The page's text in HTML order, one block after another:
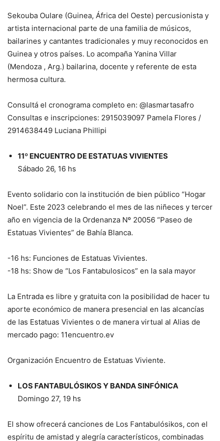
Sekouba Oulare (Guinea, África del Oeste) percusionista y
artista internacional parte de una familia de músicos,
bailarines y cantantes tradicionales y muy reconocidos en
Guinea y otros países. Lo acompaña Yanina Villar
(Mendoza , Arg.) bailarina, docente y referente de esta
hermosa cultura.
Consultá el cronograma completo en: @lasmartasafro
Consultas e inscripciones: 2915039097 Pamela Flores /
2914638449 Luciana Phillipi
11º ENCUENTRO DE ESTATUAS VIVIENTES
Sábado 26, 16 hs
Evento solidario con la institución de bien público “Hogar
Noel”. Este 2023 celebrando el mes de las niñeces y tercer
año en vigencia de la Ordenanza Nº 20056 “Paseo de
Estatuas Vivientes” de Bahía Blanca.
-16 hs: Funciones de Estatuas Vivientes.
-18 hs: Show de “Los Fantabulosicos” en la sala mayor
La Entrada es libre y gratuita con la posibilidad de hacer tu
aporte económico de manera presencial en las alcancías
de las Estatuas Vivientes o de manera virtual al Alias de
mercado pago: 11encuentro.ev
Organización Encuentro de Estatuas Viviente.
LOS FANTABULÓSIKOS Y BANDA SINFÓNICA
Domingo 27, 19 hs
El show ofrecerá canciones de Los Fantabulósikos, con el
espíritu de amistad y alegría característicos, combinadas